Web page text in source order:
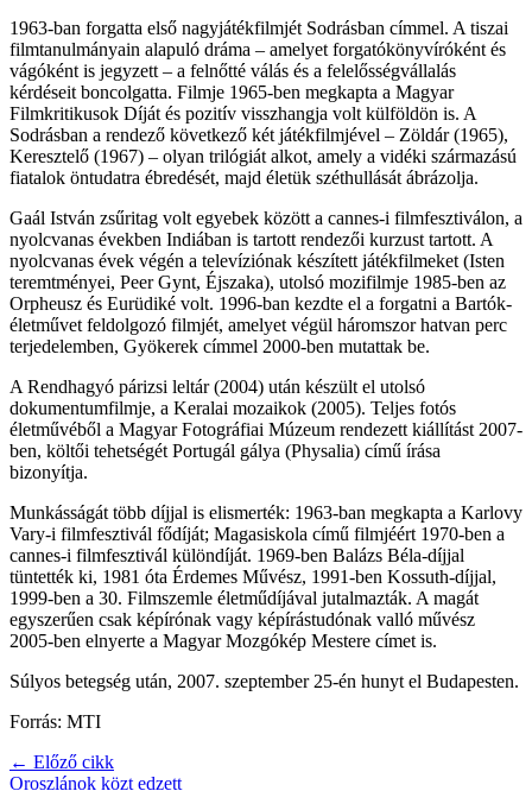
1963-ban forgatta első nagyjátékfilmjét Sodrásban címmel. A tiszai
filmtanulmányain alapuló dráma – amelyet forgatókönyvíróként és
vágóként is jegyzett – a felnőtté válás és a felelősségvállalás
kérdéseit boncolgatta. Filmje 1965-ben megkapta a Magyar
Filmkritikusok Díját és pozitív visszhangja volt külföldön is. A
Sodrásban a rendező következő két játékfilmjével – Zöldár (1965),
Keresztelő (1967) – olyan trilógiát alkot, amely a vidéki származású
fiatalok öntudatra ébredését, majd életük széthullását ábrázolja.
Gaál István zsűritag volt egyebek között a cannes-i filmfesztiválon, a
nyolcvanas években Indiában is tartott rendezői kurzust tartott. A
nyolcvanas évek végén a televíziónak készített játékfilmeket (Isten
teremtményei, Peer Gynt, Éjszaka), utolsó mozifilmje 1985-ben az
Orpheusz és Eurüdiké volt. 1996-ban kezdte el a forgatni a Bartók-
életművet feldolgozó filmjét, amelyet végül háromszor hatvan perc
terjedelemben, Gyökerek címmel 2000-ben mutattak be.
A Rendhagyó párizsi leltár (2004) után készült el utolsó
dokumentumfilmje, a Keralai mozaikok (2005). Teljes fotós
életművéből a Magyar Fotográfiai Múzeum rendezett kiállítást 2007-
ben, költői tehetségét Portugál gálya (Physalia) című írása
bizonyítja.
Munkásságát több díjjal is elismerték: 1963-ban megkapta a Karlovy
Vary-i filmfesztivál fődíját; Magasiskola című filmjéért 1970-ben a
cannes-i filmfesztivál különdíját. 1969-ben Balázs Béla-díjjal
tüntették ki, 1981 óta Érdemes Művész, 1991-ben Kossuth-díjjal,
1999-ben a 30. Filmszemle életműdíjával jutalmazták. A magát
egyszerűen csak képírónak vagy képírástudónak valló művész
2005-ben elnyerte a Magyar Mozgókép Mestere címet is.
Súlyos betegség után, 2007. szeptember 25-én hunyt el Budapesten.
Forrás: MTI
← Előző cikk
Oroszlánok közt edzett